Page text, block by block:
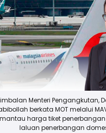
Menteri Pengangkutan,
berkata MOT melalui
harga tiket
laluan penerbangan